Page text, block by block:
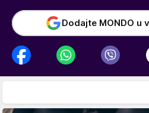
Dodajte MONDO u